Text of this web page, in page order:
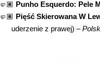
🤛🏽 Punho Esquerdo: Pele
🤛🏽 Pięść Skierowana W
uderzenie z prawej) –